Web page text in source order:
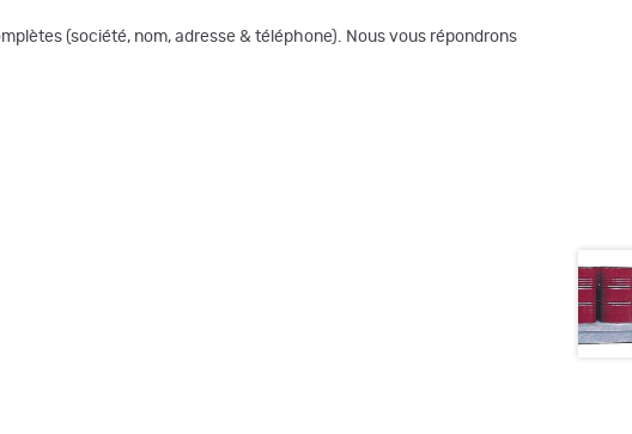
(société, nom, adresse & téléphone). Nous vous répondrons